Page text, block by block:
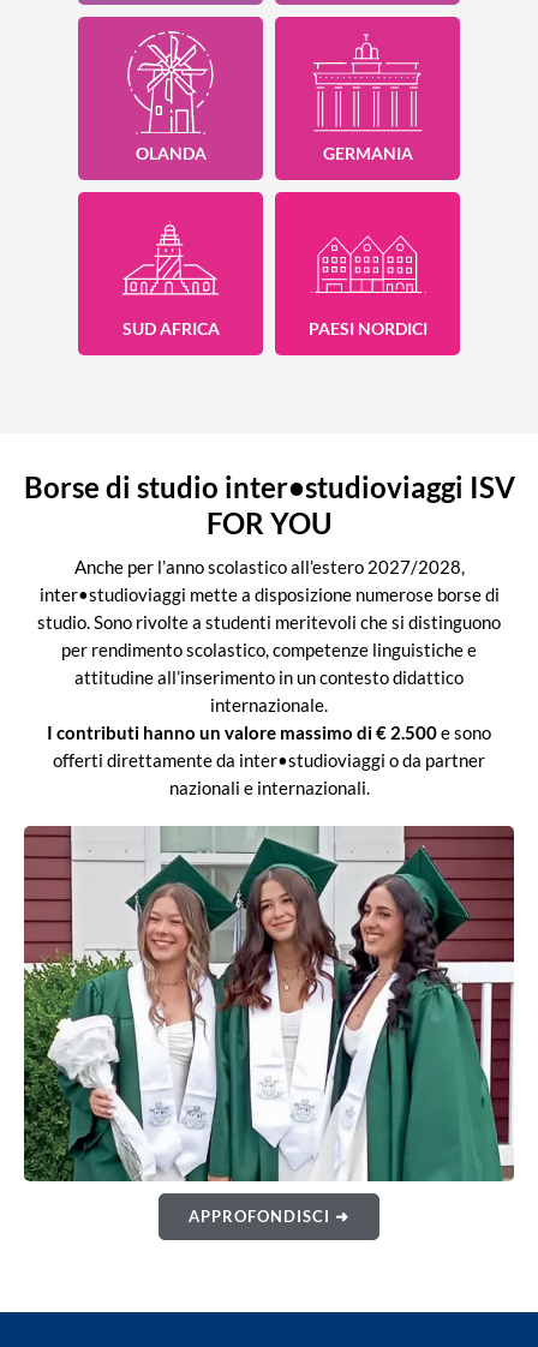
OLANDA GERMANIA
SUD AFRICA PAESI NORDICI
Borse di studio inter•studioviaggi ISV
FOR YOU
Anche per l’anno scolastico all’estero 2027/2028,
inter•studioviaggi mette a disposizione numerose borse di
studio. Sono rivolte a studenti meritevoli che si distinguono
per rendimento scolastico, competenze linguistiche e
attitudine all’inserimento in un contesto didattico
internazionale.
I contributi hanno un valore massimo di € 2.500e sono
offerti direttamente da inter•studioviaggi o da partner
nazionali e internazionali.
APPROFONDISCI ➜